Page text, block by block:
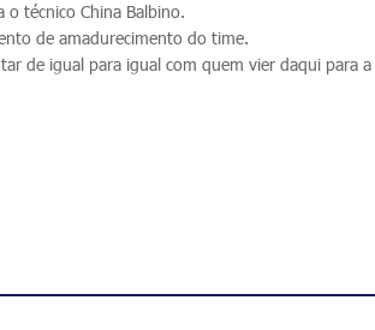
técnico China Balbino.
de amadurecimento do time.
de igual para igual com quem vier daqui para